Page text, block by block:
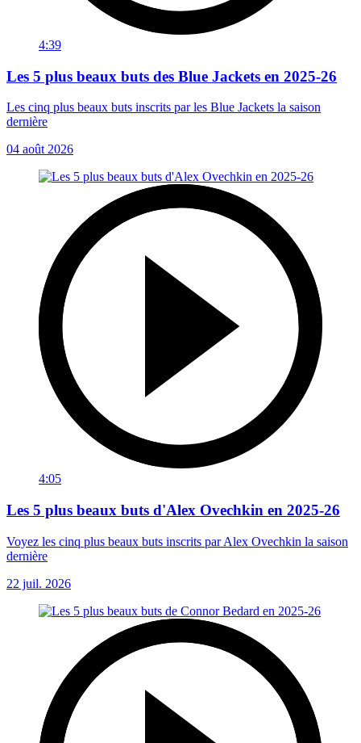
4:39
Les 5 plus beaux buts des Blue Jackets en 2025-26
Les cinq plus beaux buts inscrits par les Blue Jackets la saison
dernière
04 août 2026
4:05
Les 5 plus beaux buts d'Alex Ovechkin en 2025-26
Voyez les cinq plus beaux buts inscrits par Alex Ovechkin la saison
dernière
22 juil. 2026